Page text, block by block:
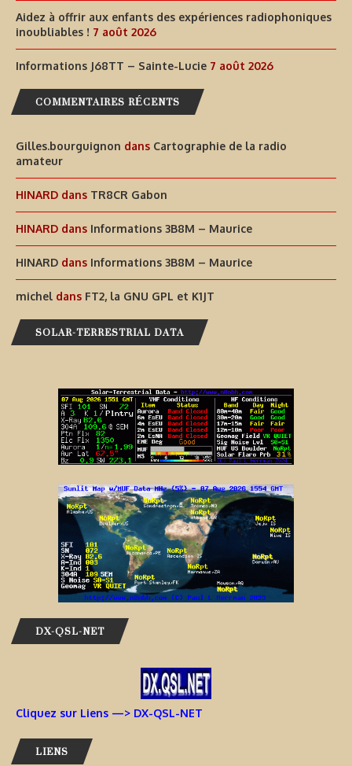
Aidez à offrir aux enfants des expériences radiophoniques
inoubliables ! 7 août 2026
Informations J68TT – Sainte-Lucie 7 août 2026
COMMENTAIRES RÉCENTS
Gilles.bourguignon dans Cartographie de la radio
amateur
HINARD dans TR8CR Gabon
HINARD dans Informations 3B8M – Maurice
HINARD dans Informations 3B8M – Maurice
michel dans FT2, la GNU GPL et K1JT
SOLAR-TERRESTRIAL DATA
DX-QSL-NET
Cliquez sur Liens —> DX-QSL-NET
LIENS